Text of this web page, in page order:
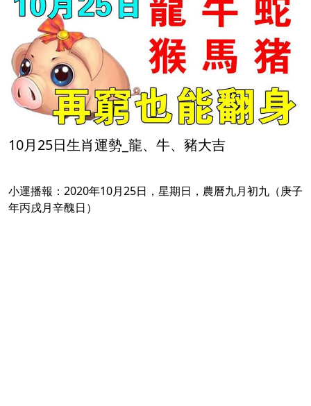
10月25日生肖運勢_龍、牛、豬大吉
小運播報：2020年10月25日，星期日，農曆九月初九（庚子
年丙戌月辛醜日）